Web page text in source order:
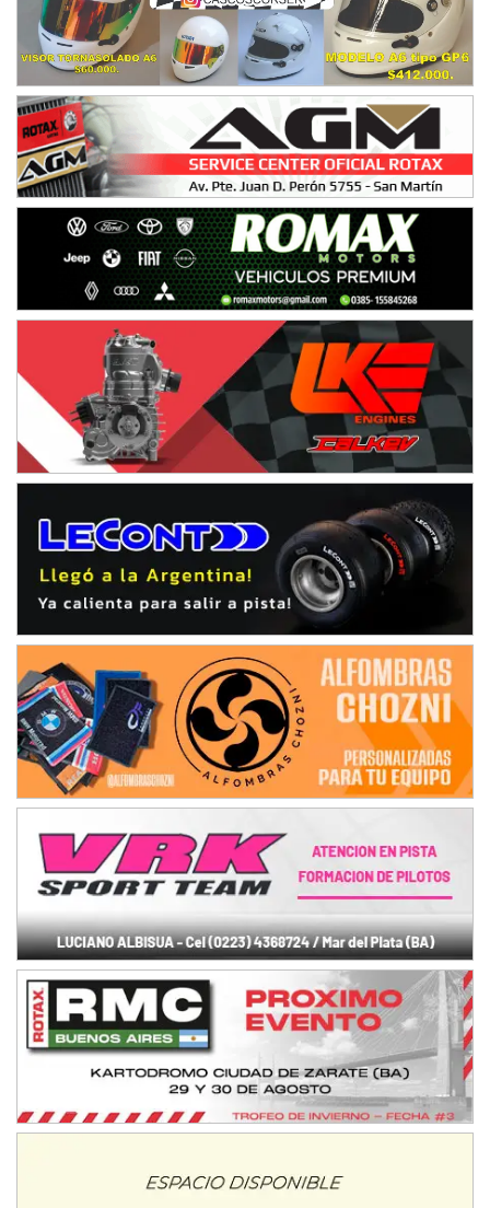
NORESTE SANTAFESINO - F6
Ciudad de Avellaneda (Asfalto)
Avellaneda (Santa Fe)
SUR SANTAFESINO - F4
José Samuel Sánchez (Tierra)
Rufino (Santa Fe)
TUCUMANO - F5
Juan Navarro (Asfalto)
El Timbó (Tucumán)